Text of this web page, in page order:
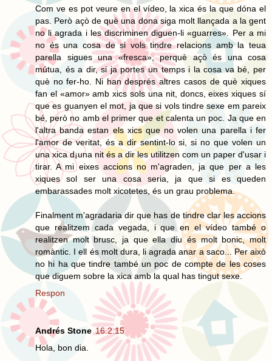
Com ve es pot veure en el vídeo, la xica és la que dóna el
pas. Però açò de què una dona siga molt llançada a la gent
no li agrada i les discriminen diguen-li «guarres». Per a mi
no és una cosa de si vols tindre relacions amb la teua
parella sigues una «fresca», perquè açò és una cosa
mútua, és a dir, si ja portes un temps i la cosa va bé, per
què no fer-ho. Ni han després altres casos de què xiques
fan el «amor» amb xics sols una nit, doncs, eixes xiques sí
que es guanyen el mot, ja que si vols tindre sexe em pareix
bé, però no amb el primer que et calenta un poc. Ja que en
l'altra banda estan els xics que no volen una parella i fer
l'amor de veritat, és a dir sentint-lo si, si no que volen un
una xica d¡una nit és a dir les utilitzen com un paper d'usar i
tirar. A mi eixes accions no m'agraden, ja que per a les
xiques sol ser una cosa seria, ja que si es queden
embarassades molt xicotetes, és un grau problema.
Finalment m'agradaria dir que has de tindre clar les accions
que realitzem cada vegada, i que en el vídeo també o
realitzen molt brusc, ja que ella diu és molt bonic, molt
romàntic. I ell és molt dura, li agrada anar a saco... Per això
no hi ha que tindre també un poc de compte de les coses
que diguem sobre la xica amb la qual has tingut sexe.
Respon
Andrés Stone 16.2.15
Hola, bon dia.